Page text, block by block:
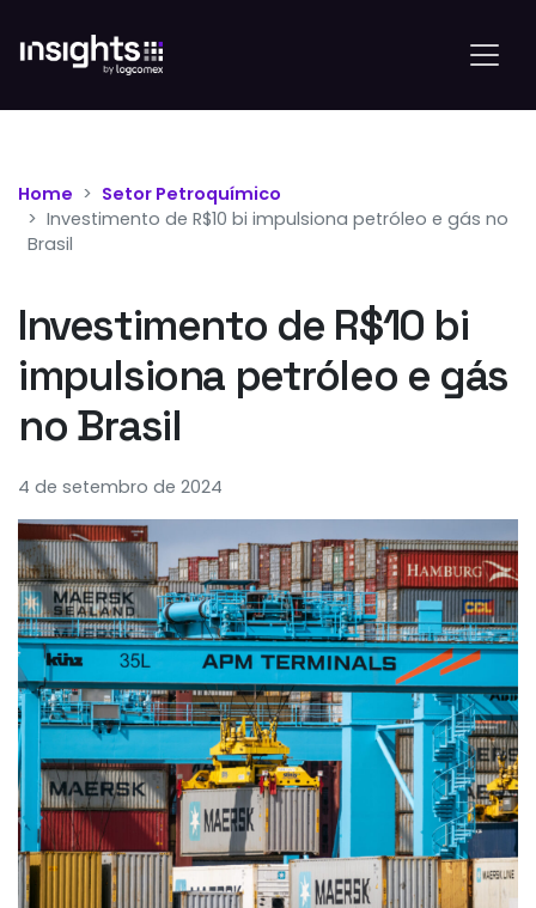
Home
Setor Petroquímico
Investimento de R$10 bi impulsiona petróleo e gás no
Brasil
Investimento de R$10 bi
impulsiona petróleo e gás
no Brasil
4 de setembro de 2024